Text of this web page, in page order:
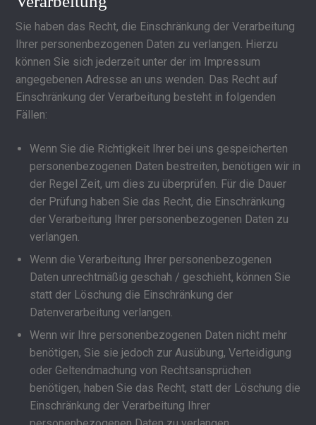
Sie haben das Recht, die Einschränkung der Verarbeitung
Ihrer personenbezogenen Daten zu verlangen. Hierzu
können Sie sich jederzeit unter der im Impressum
angegebenen Adresse an uns wenden. Das Recht auf
Einschränkung der Verarbeitung besteht in folgenden
Fällen:
Wenn Sie die Richtigkeit Ihrer bei uns gespeicherten
personenbezogenen Daten bestreiten, benötigen wir in
der Regel Zeit, um dies zu überprüfen. Für die Dauer
der Prüfung haben Sie das Recht, die Einschränkung
der Verarbeitung Ihrer personenbezogenen Daten zu
verlangen.
Wenn die Verarbeitung Ihrer personenbezogenen
Daten unrechtmäßig geschah / geschieht, können Sie
statt der Löschung die Einschränkung der
Datenverarbeitung verlangen.
Wenn wir Ihre personenbezogenen Daten nicht mehr
benötigen, Sie sie jedoch zur Ausübung, Verteidigung
oder Geltendmachung von Rechtsansprüchen
benötigen, haben Sie das Recht, statt der Löschung die
Einschränkung der Verarbeitung Ihrer